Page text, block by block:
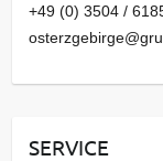
+49 (0) 3504 /
SERVICE